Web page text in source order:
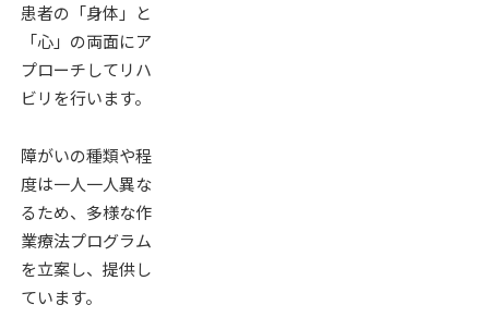
患者の「身体」と
「心」の両面にア
プローチしてリハ
ビリを行います。
障がいの種類や程
度は一人一人異な
るため、多様な作
業療法プログラム
を立案し、提供し
ています。